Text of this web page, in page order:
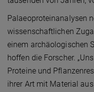
Palaeoproteinanalysen
wissenschaftlichen
einem archäologischen
hoffen die Forscher.
Proteine und
ihrer Art mit Material